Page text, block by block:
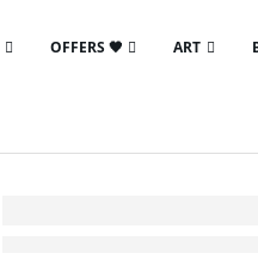
OFFERS 🖤 ART